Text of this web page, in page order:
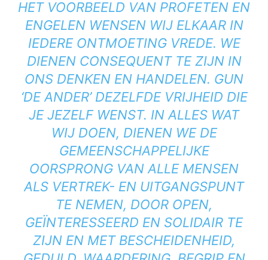
HET VOORBEELD VAN PROFETEN EN
ENGELEN WENSEN WIJ ELKAAR IN
IEDERE ONTMOETING VREDE. WE
DIENEN CONSEQUENT TE ZIJN IN
ONS DENKEN EN HANDELEN. GUN
‘DE ANDER’ DEZELFDE VRIJHEID DIE
JE JEZELF WENST. IN ALLES WAT
WIJ DOEN, DIENEN WE DE
GEMEENSCHAPPELIJKE
OORSPRONG VAN ALLE MENSEN
ALS VERTREK- EN UITGANGSPUNT
TE NEMEN, DOOR OPEN,
GEÏNTERESSEERD EN SOLIDAIR TE
ZIJN EN MET BESCHEIDENHEID,